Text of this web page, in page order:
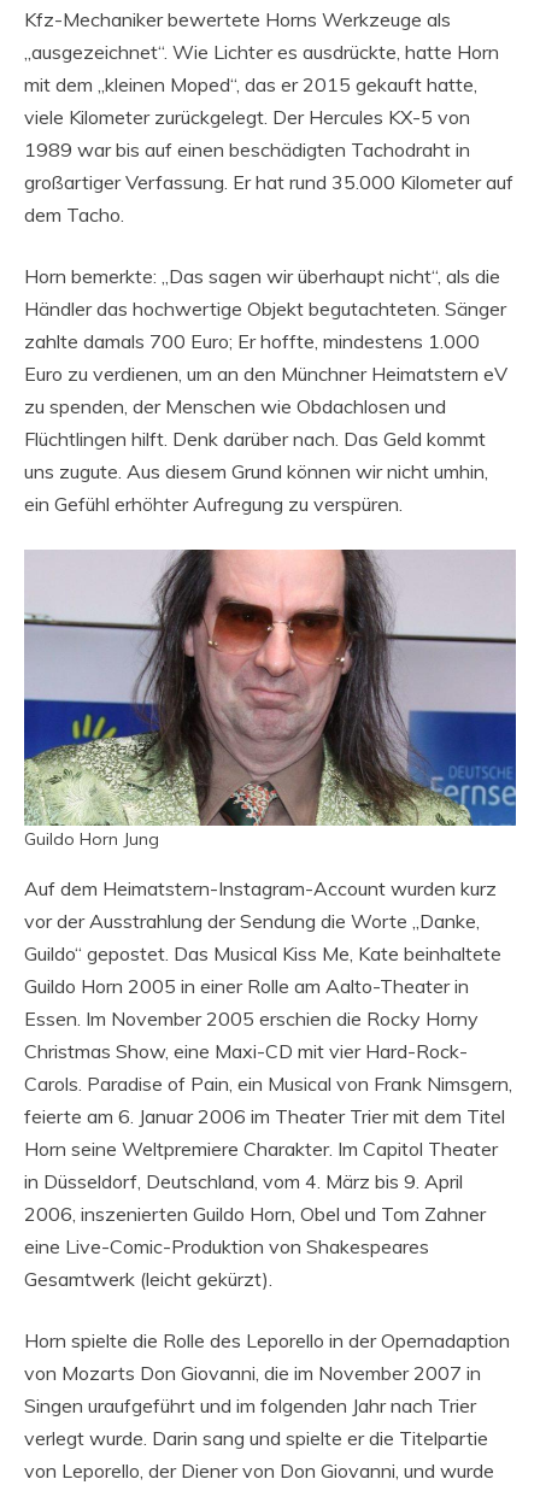
Kfz-Mechaniker bewertete Horns Werkzeuge als
„ausgezeichnet“. Wie Lichter es ausdrückte, hatte Horn
mit dem „kleinen Moped“, das er 2015 gekauft hatte,
viele Kilometer zurückgelegt. Der Hercules KX-5 von
1989 war bis auf einen beschädigten Tachodraht in
großartiger Verfassung. Er hat rund 35.000 Kilometer auf
dem Tacho.
Horn bemerkte: „Das sagen wir überhaupt nicht“, als die
Händler das hochwertige Objekt begutachteten. Sänger
zahlte damals 700 Euro; Er hoffte, mindestens 1.000
Euro zu verdienen, um an den Münchner Heimatstern eV
zu spenden, der Menschen wie Obdachlosen und
Flüchtlingen hilft. Denk darüber nach. Das Geld kommt
uns zugute. Aus diesem Grund können wir nicht umhin,
ein Gefühl erhöhter Aufregung zu verspüren.
Guildo Horn Jung
Auf dem Heimatstern-Instagram-Account wurden kurz
vor der Ausstrahlung der Sendung die Worte „Danke,
Guildo“ gepostet. Das Musical Kiss Me, Kate beinhaltete
Guildo Horn 2005 in einer Rolle am Aalto-Theater in
Essen. Im November 2005 erschien die Rocky Horny
Christmas Show, eine Maxi-CD mit vier Hard-Rock-
Carols. Paradise of Pain, ein Musical von Frank Nimsgern,
feierte am 6. Januar 2006 im Theater Trier mit dem Titel
Horn seine Weltpremiere Charakter. Im Capitol Theater
in Düsseldorf, Deutschland, vom 4. März bis 9. April
2006, inszenierten Guildo Horn, Obel und Tom Zahner
eine Live-Comic-Produktion von Shakespeares
Gesamtwerk (leicht gekürzt).
Horn spielte die Rolle des Leporello in der Opernadaption
von Mozarts Don Giovanni, die im November 2007 in
Singen uraufgeführt und im folgenden Jahr nach Trier
verlegt wurde. Darin sang und spielte er die Titelpartie
von Leporello, der Diener von Don Giovanni, und wurde